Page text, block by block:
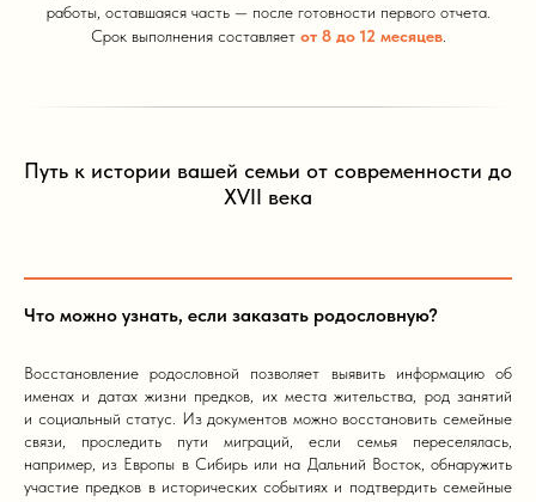
работы, оставшаяся часть — после готовности первого отчета.
Срок выполнения составляет от 8 до 12 месяцев.
Путь к истории вашей семьи от современности до
XVII века
Что можно узнать, если заказать родословную?
Восстановление родословной позволяет выявить информацию об
именах и датах жизни предков, их места жительства, род занятий
и социальный статус. Из документов можно восстановить семейные
связи, проследить пути миграций, если семья переселялась,
например, из Европы в Сибирь или на Дальний Восток, обнаружить
участие предков в исторических событиях и подтвердить семейные